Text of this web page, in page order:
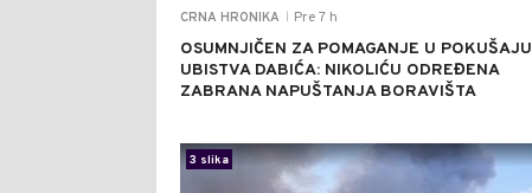
CRNA HRONIKA Pre 7 h
OSUMNJIČEN ZA POMAGANJE U POKUŠAJU
UBISTVA DABIĆA: NIKOLIĆU ODREĐENA
ZABRANA NAPUŠTANJA BORAVIŠTA
3 slika